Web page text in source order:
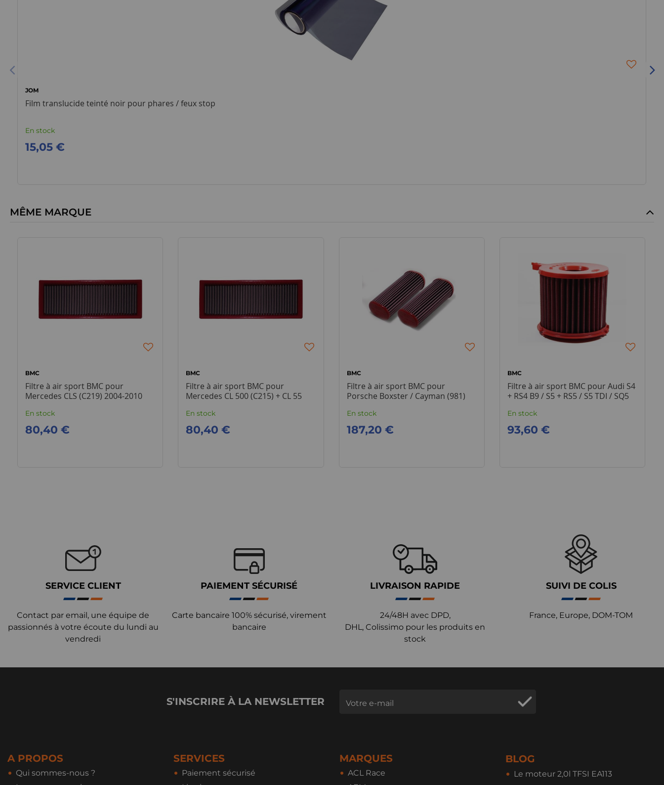
JOM
Film translucide teinté noir pour phares / feux stop
En stock
15,05 €
MÊME MARQUE
BMC
Filtre à air sport BMC pour
Mercedes CLS (C219) 2004-2010
En stock
80,40 €
BMC
Filtre à air sport BMC pour
Mercedes CL 500 (C215) + CL 55
En stock
80,40 €
BMC
Filtre à air sport BMC pour
Porsche Boxster / Cayman (981)
En stock
187,20 €
BMC
Filtre à air sport BMC pour Audi S4
+ RS4 B9 / S5 + RS5 / S5 TDI / SQ5
En stock
93,60 €
SERVICE CLIENT
Contact par email, une équipe de
passionnés à votre écoute du lundi au
vendredi
PAIEMENT SÉCURISÉ
Carte bancaire 100% sécurisé, virement
bancaire
LIVRAISON RAPIDE
24/48H avec DPD,
DHL, Colissimo pour les produits en
stock
SUIVI DE COLIS
France, Europe, DOM-TOM
S'INSCRIRE À LA NEWSLETTER
A PROPOS
Qui sommes-nous ?
SERVICES
Paiement sécurisé
MARQUES
ACL Race
BLOG
Le moteur 2,0l TFSI EA113